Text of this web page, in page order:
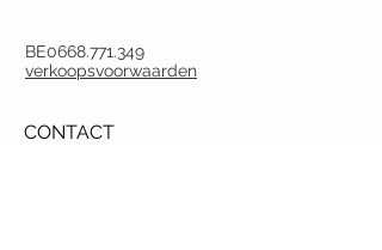
BE0668.771.349
verkoopsvoorwaarden
CONTACT